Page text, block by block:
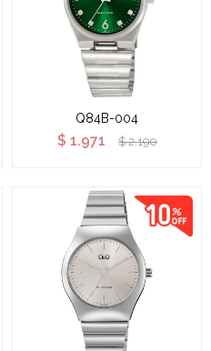
Q84B-004
$ 1.971 $ 2.190